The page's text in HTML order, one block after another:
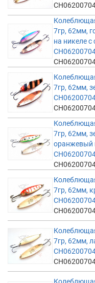
7гр, 62мм,
на никеле с
7гр, 62мм,
7гр, 62мм,
оранжевый
7гр, 62мм,
7гр, 62мм,